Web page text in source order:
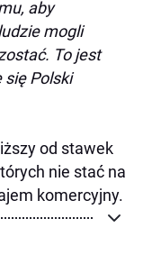
aby
mogli
To jest
się Polski
od stawek
nie stać na
komercyjny.